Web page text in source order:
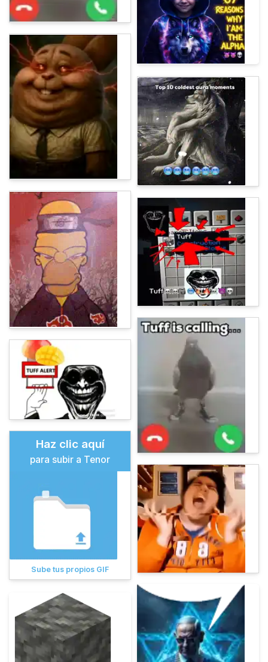
Haz clic aquí
para subir a Tenor
Sube tus propios GIF